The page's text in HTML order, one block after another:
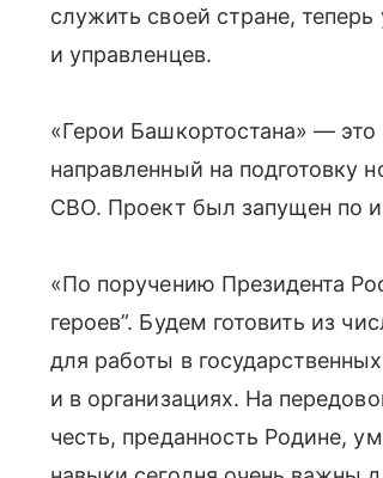
служить своей стране,
и управленцев.
«Герои Башкортостана» —
направленный на подготовку
СВО. Проект был запущен по
«По поручению Президента
героев”. Будем готовить из
для работы в
и в организациях. На
честь, преданность Родине,